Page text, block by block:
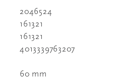
2046524
161321
161321
4013339763207
60 mm